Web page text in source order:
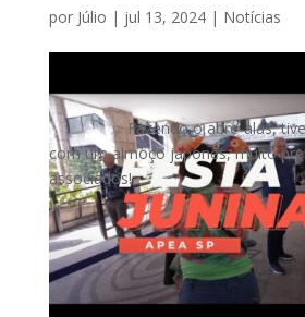
por Júlio | jul 13, 2024| Notícias
Fazendo o abre-alas,
com um almoço japonês, muito
associados!